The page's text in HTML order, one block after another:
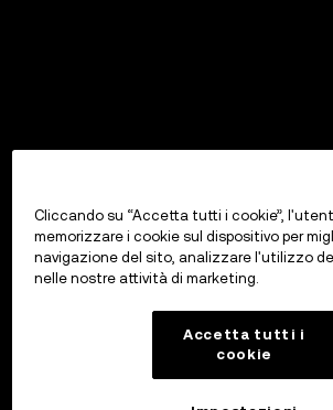
Cliccando su “Accetta tutti i cookie”,
memorizzare i cookie sul dispositivo per
navigazione del sito, analizzare l'utilizzo
nelle nostre attività di marketing.
Accetta tutti i
cookie